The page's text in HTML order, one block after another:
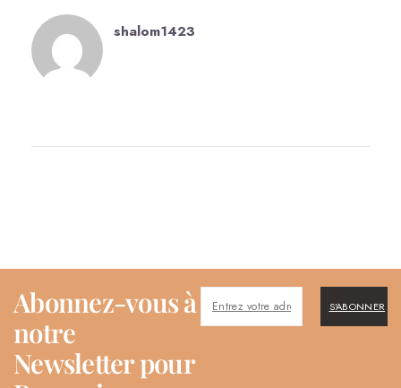
shalom1423
Abonnez-vous à
notre
Newsletter pour
S'ABONNER